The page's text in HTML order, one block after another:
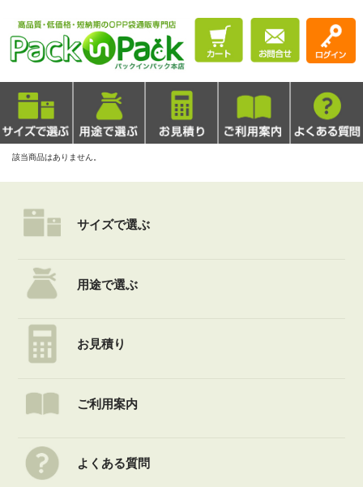
該当商品はありません。
サイズで選ぶ
用途で選ぶ
お見積り
ご利用案内
よくある質問